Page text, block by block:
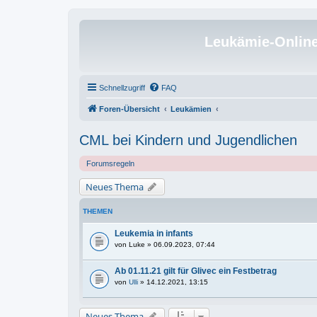
Leukämie-
Schnellzugriff FAQ
Foren-Übersicht Leukämien
CML bei Kindern und Jugendlichen
Forumsregeln
Neues Thema
THEMEN
Leukemia in infants
von Luke » 06.09.2023, 07:44
Ab 01.11.21 gilt für Glivec ein Festbetrag
von Ulli » 14.12.2021, 13:15